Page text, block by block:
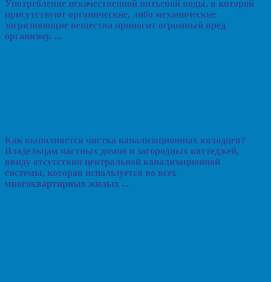
Употребление некачественной питьевой воды, в которой
присутствуют органические, либо механические
загрязняющие вещества приносит огромный вред
организму. ...
Как выполняется чистка канализационных колодцев?
Владельцам частных домов и загородных коттеджей,
ввиду отсутствия центральной канализационной
системы, которая используется во всех
многоквартирных жилых ...